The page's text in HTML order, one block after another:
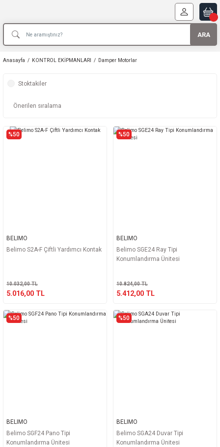
ARA
Anasayfa KONTROL EKİPMANLARI Damper Motorlar
Stoktakiler
%50
BELIMO
Belimo S2A-F Çiftli Yardımcı Kontak
10.032,00 TL
5.016,00 TL
%50
BELIMO
Belimo SGE24 Ray Tipi
Konumlandırma Ünitesi
10.824,00 TL
5.412,00 TL
%50
BELIMO
Belimo SGF24 Pano Tipi
Konumlandırma Ünitesi
%50
BELIMO
Belimo SGA24 Duvar Tipi
Konumlandırma Ünitesi